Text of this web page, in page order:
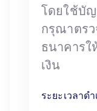
โดยใช้บัญ
กรุณาตร
ธนาคารใ
เงิน
ระยะเวลาด